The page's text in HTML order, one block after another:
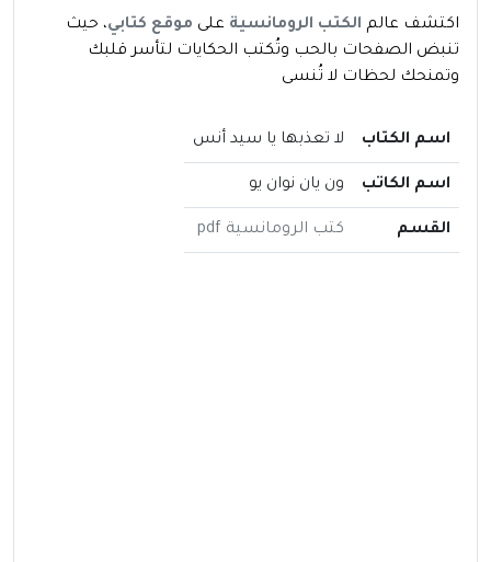
اكتشف عالم الكتب الرومانسية على موقع كتابي، حيث
تنبض الصفحات بالحب وتُكتب الحكايات لتأسر قلبك
وتمنحك لحظات لا تُنسى
اسم الكتاب لا تعذبها يا سيد أنس
اسم الكاتب ون يان نوان يو
القسم كتب الرومانسية pdf